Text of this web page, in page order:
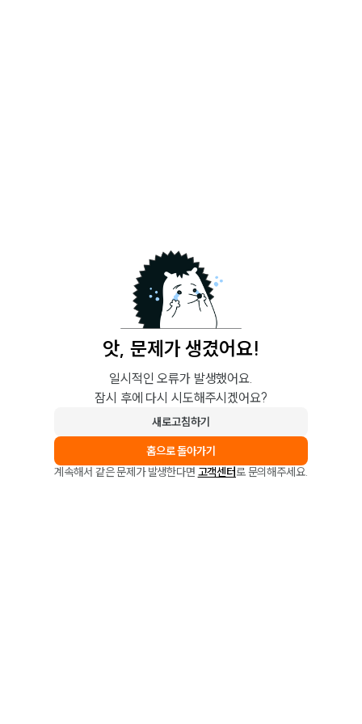
앗, 문제가 생겼어요!
일시적인 오류가 발생했어요.
잠시 후에 다시 시도해주시겠어요?
새로고침하기
홈으로 돌아가기
계속해서 같은 문제가 발생한다면 고객센터로 문의해주세요.